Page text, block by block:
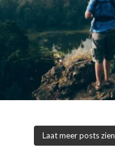
Laat meer posts zien